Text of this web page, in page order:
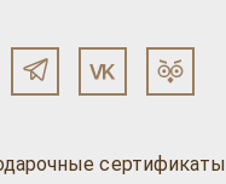
сертификаты